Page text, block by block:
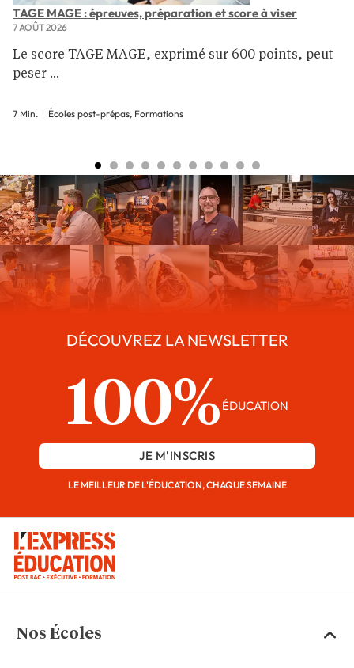
TAGE MAGE : épreuves, préparation et score à viser
7 AOÛT 2026
Le score TAGE MAGE, exprimé sur 600 points, peut
peser ...
7 Min. Écoles post-prépas, Formations
DÉCOUVREZ LA NEWSLETTER
100% ÉDUCATION
JE M'INSCRIS
LE MEILLEUR DE L'ÉDUCATION, CHAQUE SEMAINE
Nos Écoles